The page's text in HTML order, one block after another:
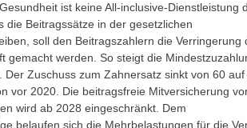
ist keine All-inclusive-Dienstleistung
die Beitragssätze in der gesetzlichen
soll den Beitragszahlern die Verringerung
gemacht werden. So steigt die
Zuschuss zum Zahnersatz sinkt von 60 auf
vor 2020. Die beitragsfreie Mitversicherung
wird ab 2028 eingeschränkt. Dem
belaufen sich die Mehrbelastungen für die